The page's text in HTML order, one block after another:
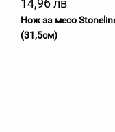
Нож за месо
(31,5см)